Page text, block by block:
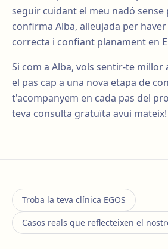
seguir cuidant el meu nadó sense
confirma Alba, alleujada per
correcta i confiant planament en
Si com a Alba, vols sentir-te
el pas cap a una nova etapa de
t'acompanyem en cada pas del
teva consulta gratuïta avui mateix!
Troba la teva clínica EGOS
Casos reals que reflecteixen el